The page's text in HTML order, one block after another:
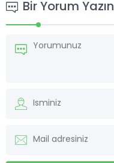
Bir Yorum Yazın